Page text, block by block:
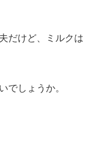
だけど、ミルクは
でしょうか。